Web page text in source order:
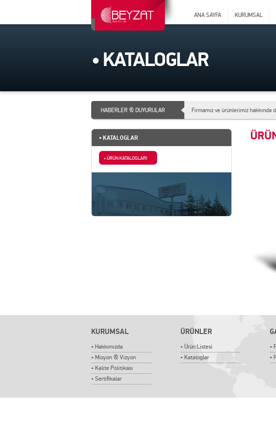
ANA SAYFA KURUMSAL
• KATALOGLAR
HABERLER & DUYURULAR Firmamız ve ürünlerimiz
• KATALOGLAR
• ÜRÜN KATALOGLARI
KURUMSAL
• Hakkımızda
• Misyon & Vizyon
• Kalite Politikası
• Sertifikalar
ÜRÜNLER
• Ürün Listesi
• Kataloglar
•
•